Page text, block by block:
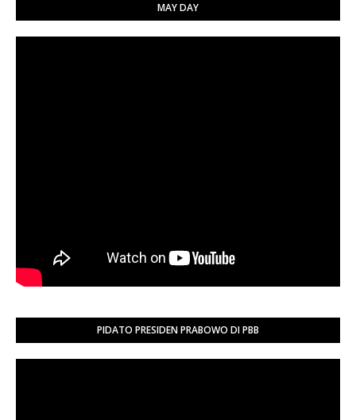
MAY DAY
PIDATO PRESIDEN PRABOWO DI PBB